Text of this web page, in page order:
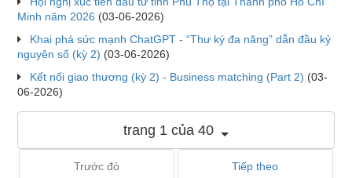
Minh năm 2026 (03-06-2026)
Khai phá sức mạnh ChatGPT - “Thư ký đa năng” dẫn đầu kỷ
nguyên số (kỳ 2) (03-06-2026)
Kết nối giao thương (kỳ 2) - Business matching (Part 2) (03-
06-2026)
trang 1 của 40
Trước đó Tiếp theo